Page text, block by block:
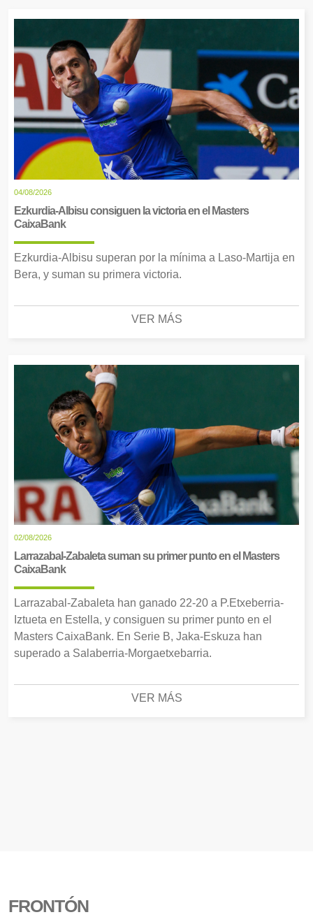
04/08/2026
Ezkurdia-Albisu consiguen la victoria en el Masters
CaixaBank
Ezkurdia-Albisu superan por la mínima a Laso-Martija en
Bera, y suman su primera victoria.
VER MÁS
02/08/2026
Larrazabal-Zabaleta suman su primer punto en el Masters
CaixaBank
Larrazabal-Zabaleta han ganado 22-20 a P.Etxeberria-
Iztueta en Estella, y consiguen su primer punto en el
Masters CaixaBank. En Serie B, Jaka-Eskuza han
superado a Salaberria-Morgaetxebarria.
VER MÁS
FRONTÓN